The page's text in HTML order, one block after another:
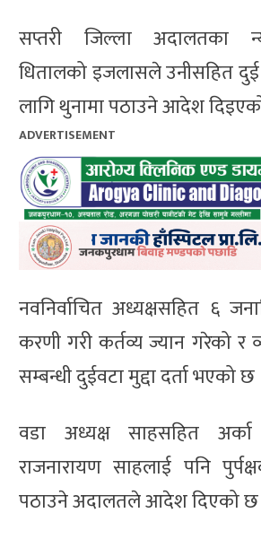
सप्तरी जिल्ला अदालतका
धितालको इजलासले उनीसहित दुई
लागि थुनामा पठाउने आदेश
ADVERTISEMENT
नवनिर्वाचित अध्यक्षसहित ६
करणी गरी कर्तव्य ज्यान गरेको र
सम्बन्धी दुईवटा मुद्दा दर्ता भएको छ
वडा अध्यक्ष साहसहित
राजनारायण साहलाई पनि
पठाउने अदालतले आदेश दिएको छ